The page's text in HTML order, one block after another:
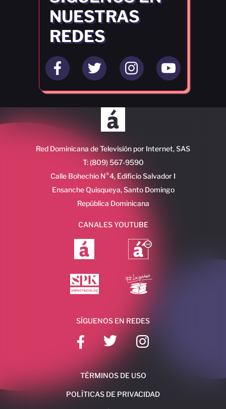
NUESTRAS
REDES
Red Dominicana de Televisión por Internet, SAS
T: (809) 567-9590
Calle Bohechio N°4, Edificio Salvador I
Ensanche Quisqueya, Santo Domingo
República Dominicana
CANALES YOUTUBE
SÍGUENOS EN REDES
TÉRMINOS DE USO
POLÍTICAS DE PRIVACIDAD